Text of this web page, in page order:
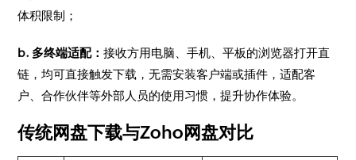
体积限制；
b. 多终端适配：接收方用电脑、手机、平板的浏览器打开直
链，均可直接触发下载，无需安装客户端或插件，适配客
户、合作伙伴等外部人员的使用习惯，提升协作体验。
传统网盘下载与Zoho网盘对比